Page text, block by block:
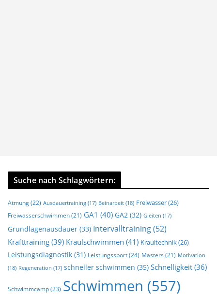
Suche nach Schlagwörtern:
Atmung(22) Ausdauertraining (17) Beinarbeit (18) Freiwasser(26)
Freiwasserschwimmen (21) GA1 (40) GA2 (32) Gleiten (17)
Grundlagenausdauer (33) Intervalltraining(52)
Krafttraining (39) Kraulschwimmen (41) Kraultechnik(26)
Leistungsdiagnostik (31) Leistungssport(24) Masters (21) Motivation
(18) Regeneration (17) schneller schwimmen (35) Schnelligkeit (36)
Schwimmcamp(23) Schwimmen (557)